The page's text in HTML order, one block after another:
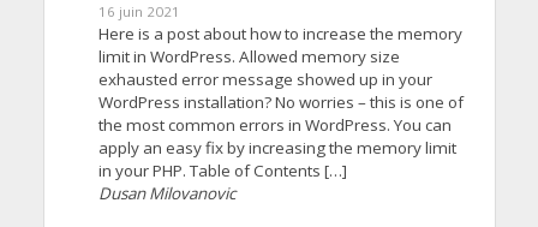
16 juin 2021
Here is a post about how to increase the memory
limit in WordPress. Allowed memory size
exhausted error message showed up in your
WordPress installation? No worries – this is one of
the most common errors in WordPress. You can
apply an easy fix by increasing the memory limit
in your PHP. Table of Contents […]
Dusan Milovanovic